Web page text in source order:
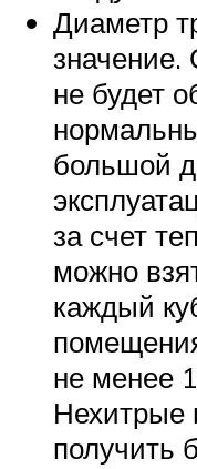
Диаметр
не будет
большой
за счет
можно
каждый
не менее
Нехитрые
получить